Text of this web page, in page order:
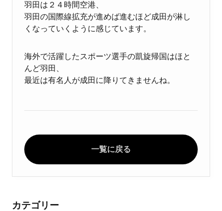
羽田は２４時間空港、
羽田の国際線拡充が進めば進むほど成田が淋し
くなっていくように感じています。
海外で活躍したスポーツ選手の凱旋帰国はほと
んど羽田、
最近は有名人が成田に降りてきませんね。
一覧に戻る
カテゴリー